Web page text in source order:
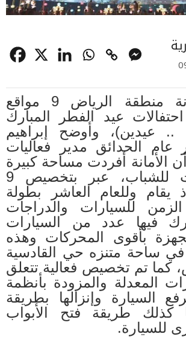
خصصت أمانة منطقة الرياض 9 مواقع
عيد الفطر المبارك
.. عيدين)، وأوضح إبراهيم
عام الحدائق مدير فعاليات
الأمانة أفردت مساحة كبيرة
من الفعاليات للشباب، عبر بتخصيص 9
يقام وللعام العاشر بطولة
للسيارات والدراجات
فيها عدد من السيارات
بأقوى المحركات وهذه
في ساحة متنزه حي القادسية
كما تم تخصيص فعالية تتعلق
المعدلة والمزودة بأنظمة
السيارة وإنزالها بطريقة
كذلك طريقة فتح الأبواب
للسيارة.